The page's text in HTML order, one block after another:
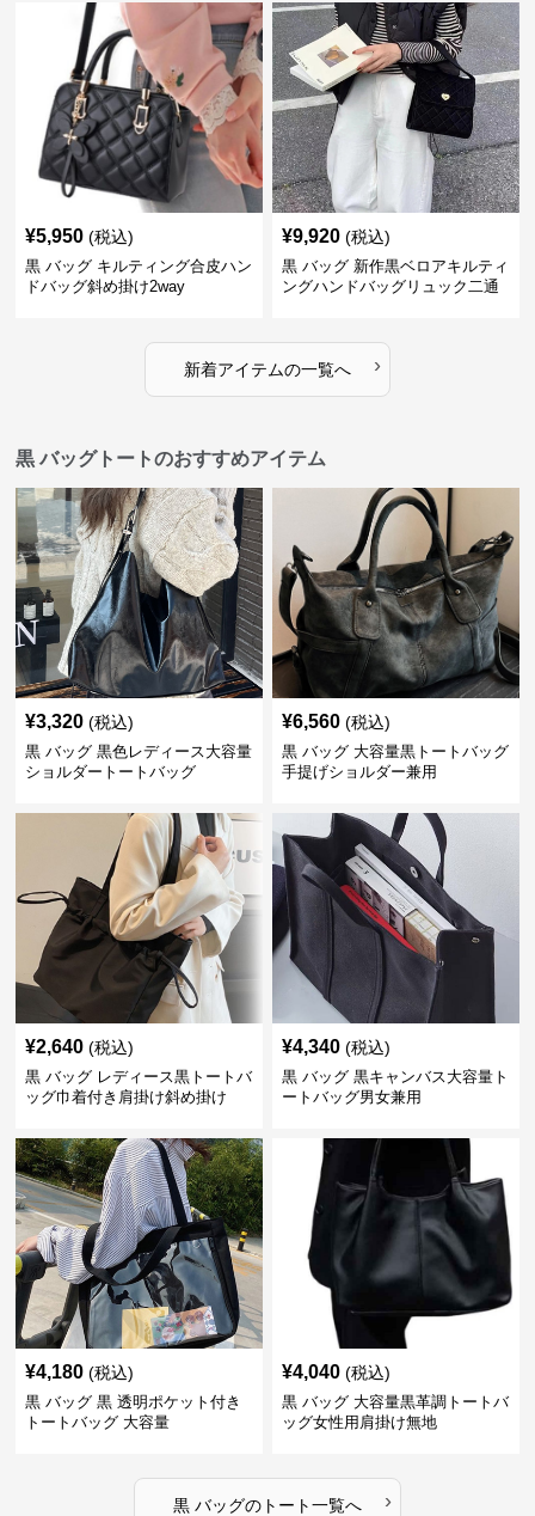
¥5,950 (税込)
黒 バッグ キルティング合皮ハン
ドバッグ斜め掛け2way
¥9,920 (税込)
黒 バッグ 新作黒ベロアキルティ
ングハンドバッグリュック二通
新着アイテムの一覧へ ›
黒 バッグトートのおすすめアイテム
¥3,320 (税込)
黒 バッグ 黒色レディース大容量
ショルダートートバッグ
¥6,560 (税込)
黒 バッグ 大容量黒トートバッグ
手提げショルダー兼用
¥2,640 (税込)
黒 バッグ レディース黒トートバ
ッグ巾着付き肩掛け斜め掛け
¥4,340 (税込)
黒 バッグ 黒キャンバス大容量ト
ートバッグ男女兼用
¥4,180 (税込)
黒 バッグ 黒 透明ポケット付き
トートバッグ 大容量
¥4,040 (税込)
黒 バッグ 大容量黒革調トートバ
ッグ女性用肩掛け無地
黒 バッグのトート一覧へ ›